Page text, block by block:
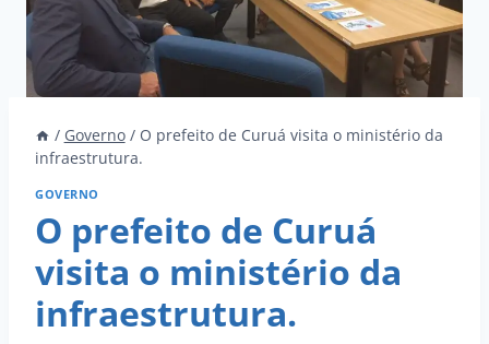
/ Governo / O prefeito de Curuá visita o ministério da
infraestrutura.
GOVERNO
O prefeito de Curuá
visita o ministério da
infraestrutura.